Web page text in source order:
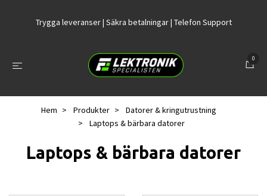
Trygga leveranser | Säkra betalningar | Telefon Support
0
Hem Produkter
Datorer & kringutrustning
Laptops & bärbara datorer
Laptops & bärbara datorer